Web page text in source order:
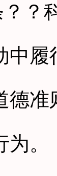
？？
中
德准
。